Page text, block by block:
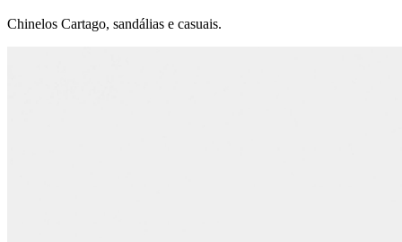
Chinelos Cartago, sandálias e casuais.